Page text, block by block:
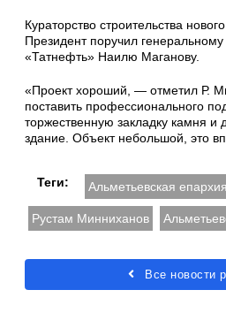
Кураторство строительства
Президент поручил
«Татнефть» Наилю Маганову.
«Проект хороший, — отметил Р.
поставить профессионального
торжественную закладку камня и
здание. Объект небольшой, это
Теги: Альметьевская епархия
Рустам Минниханов
Все новости